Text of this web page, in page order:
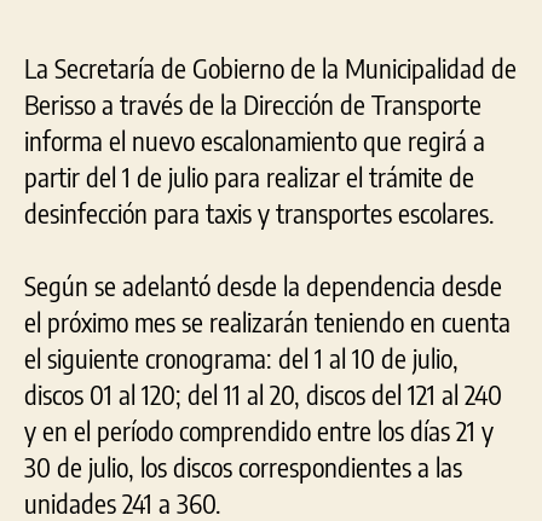
La Secretaría de Gobierno de la Municipalidad de
Berisso a través de la Dirección de Transporte
informa el nuevo escalonamiento que regirá a
partir del 1 de julio para realizar el trámite de
desinfección para taxis y transportes escolares.
Según se adelantó desde la dependencia desde
el próximo mes se realizarán teniendo en cuenta
el siguiente cronograma: del 1 al 10 de julio,
discos 01 al 120; del 11 al 20, discos del 121 al 240
y en el período comprendido entre los días 21 y
30 de julio, los discos correspondientes a las
unidades 241 a 360.